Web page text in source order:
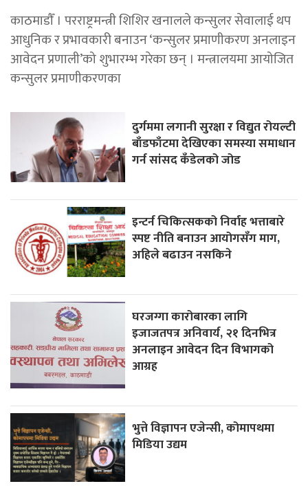
काठमाडाैँ । परराष्ट्रमन्त्री शिशिर खनालले कन्सुलर सेवालाई थप
आधुनिक र प्रभावकारी बनाउन ‘कन्सुलर प्रमाणीकरण अनलाइन
आवेदन प्रणाली’को शुभारम्भ गरेका छन् । मन्त्रालयमा आयोजित
कन्सुलर प्रमाणीकरणका
दुर्गममा लगानी सुरक्षा र विद्युत रोयल्टी
बाँडफाँटमा देखिएका समस्या समाधान
गर्न सांसद कँडेलको जोड
इन्टर्न चिकित्सकको निर्वाह भत्ताबारे
स्पष्ट नीति बनाउन आयोगसँग माग,
अहिले बढाउन नसकिने
घरजग्गा कारोबारका लागि
इजाजतपत्र अनिवार्य, २१ दिनभित्र
अनलाइन आवेदन दिन विभागको
आग्रह
भुत्ते विज्ञापन एजेन्सी, कोमापथमा
मिडिया उद्यम